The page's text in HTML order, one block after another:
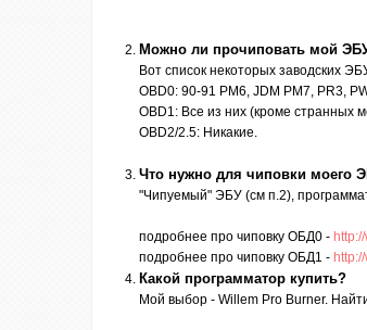
Можно ли прочиповать мой
Вот список некоторых заводских
OBD0: 90-91 PM6, JDM PM7, PR3,
OBD1: Все из них (кроме странных
OBD2/2.5: Никакие.
Что нужно для чиповки моего
"Чипуемый" ЭБУ (см п.2),
подробнее про чиповку ОБД0 -
подробнее про чиповку ОБД1 -
Какой программатор купить?
Мой выбор - Willem Pro Burner.